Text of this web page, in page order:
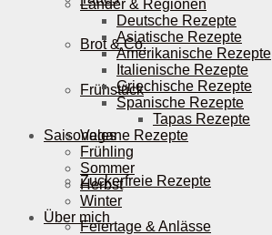
Brot & Co.
Frühstück
Vegane Rezepte
Zuckerfreie Rezepte
Feiertage & Anlässe
Länder & Regionen
Deutsche Rezepte
Asiatische Rezepte
Amerikanische Rezepte
Italienische Rezepte
Griechische Rezepte
Spanische Rezepte
Tapas Rezepte
Saisonales
Frühling
Sommer
Herbst
Winter
Über mich